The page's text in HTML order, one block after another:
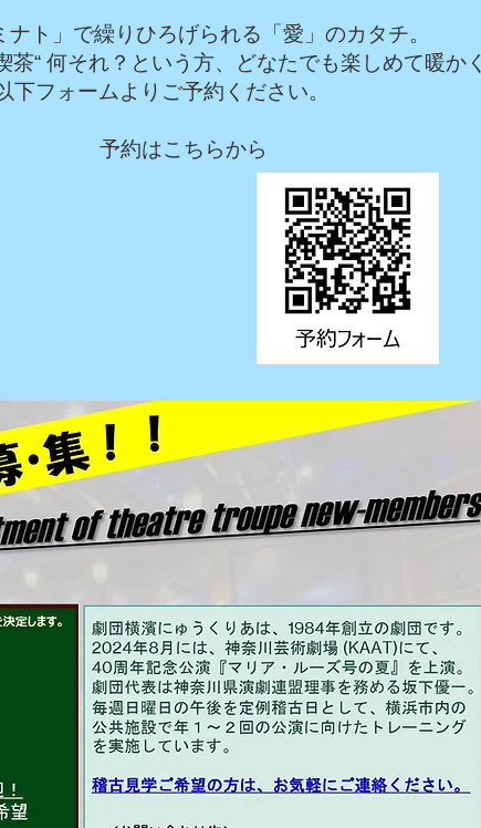
ト」で繰りひろげられる「愛」のカタチ。
“ 何それ？という方、どなたでも楽しめて暖かく
フォームよりご予約ください。
から